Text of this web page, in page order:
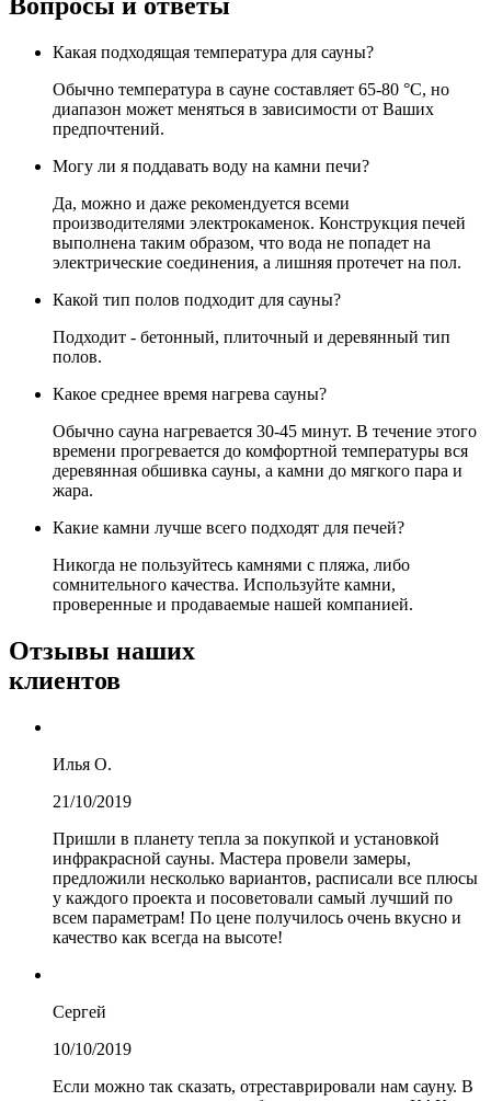
Вопросы и ответы
Какая подходящая температура для сауны?
Обычно температура в сауне составляет 65-80 °C, но
диапазон может меняться в зависимости от Ваших
предпочтений.
Могу ли я поддавать воду на камни печи?
Да, можно и даже рекомендуется всеми
производителями электрокаменок. Конструкция печей
выполнена таким образом, что вода не попадет на
электрические соединения, а лишняя протечет на пол.
Какой тип полов подходит для сауны?
Подходит - бетонный, плиточный и деревянный тип
полов.
Какое среднее время нагрева сауны?
Обычно сауна нагревается 30-45 минут. В течение этого
времени прогревается до комфортной температуры вся
деревянная обшивка сауны, а камни до мягкого пара и
жара.
Какие камни лучше всего подходят для печей?
Никогда не пользуйтесь камнями с пляжа, либо
сомнительного качества. Используйте камни,
проверенные и продаваемые нашей компанией.
Отзывы наших
клиентов
Илья О.
21/10/2019
Пришли в планету тепла за покупкой и установкой
инфракрасной сауны. Мастера провели замеры,
предложили несколько вариантов, расписали все плюсы
у каждого проекта и посоветовали самый лучший по
всем параметрам! По цене получилось очень вкусно и
качество как всегда на высоте!
Сергей
10/10/2019
Если можно так сказать, отреставрировали нам сауну. В